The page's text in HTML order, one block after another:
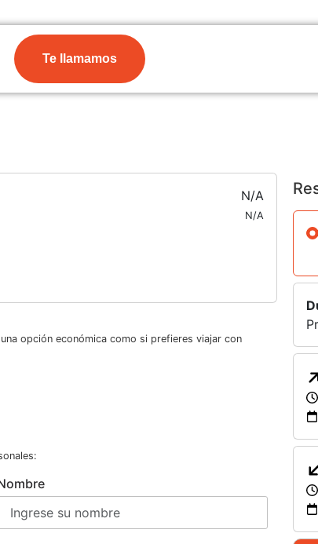
Te llamamos
N/A
N/A
opción económica como si prefieres viajar con